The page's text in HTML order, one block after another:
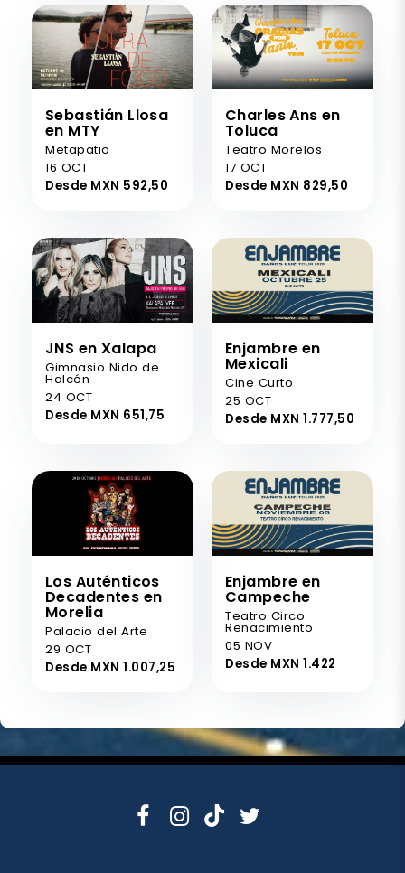
Sebastián Llosa
en MTY
Metapatio
16 OCT
Desde MXN 592,50
Charles Ans en
Toluca
Teatro Morelos
17 OCT
Desde MXN 829,50
JNS en Xalapa
Gimnasio Nido de
Halcón
24 OCT
Desde MXN 651,75
Enjambre en
Mexicali
Cine Curto
25 OCT
Desde MXN 1.777,50
Los Auténticos
Decadentes en
Morelia
Palacio del Arte
29 OCT
Desde MXN 1.007,25
Enjambre en
Campeche
Teatro Circo
Renacimiento
05 NOV
Desde MXN 1.422